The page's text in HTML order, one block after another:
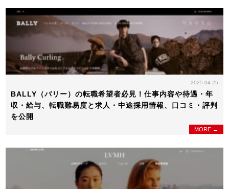
2025.04.25
BALLY（バリー）の転職希望者必見！仕事内容や待遇・年
収・給与、転職難易度と求人・中途採用情報、口コミ・評判
を公開
MORE →